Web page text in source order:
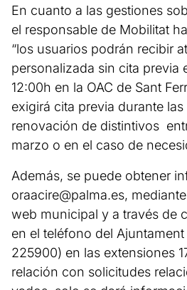
En cuanto a las gestiones
el responsable de Mobilitat
“los usuarios podrán recibir
personalizada sin cita previa
12:00h en la OAC de Sant
exigirá cita previa durante
renovación de distintivos
marzo o en el caso de
Además, se puede obtener
oraacire@palma.es,
web municipal y a través de
en el teléfono del Ajuntament
225900) en las extensiones
relación con solicitudes